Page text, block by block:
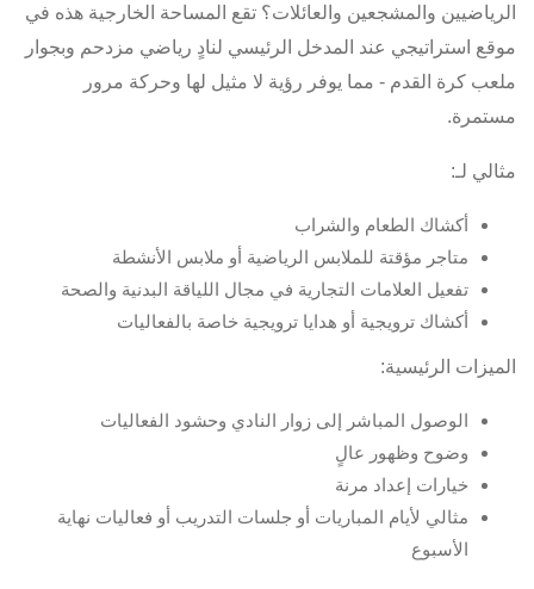
الرياضيين والمشجعين والعائلات؟ تقع المساحة الخارجية هذه في
موقع استراتيجي عند المدخل الرئيسي لنادٍ رياضي مزدحم وبجوار
ملعب كرة القدم - مما يوفر رؤية لا مثيل لها وحركة مرور
مستمرة.
مثالي لـ:
أكشاك الطعام والشراب
متاجر مؤقتة للملابس الرياضية أو ملابس الأنشطة
تفعيل العلامات التجارية في مجال اللياقة البدنية والصحة
أكشاك ترويجية أو هدايا ترويجية خاصة بالفعاليات
الميزات الرئيسية:
الوصول المباشر إلى زوار النادي وحشود الفعاليات
وضوح وظهور عالٍ
خيارات إعداد مرنة
مثالي لأيام المباريات أو جلسات التدريب أو فعاليات نهاية
الأسبوع